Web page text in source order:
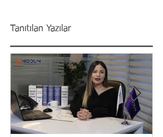
Tanıtılan Yazılar